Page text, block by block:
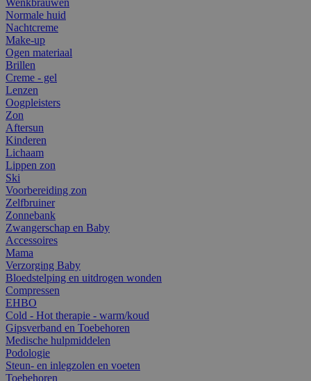
Normale huid
Nachtcreme
Make-up
Ogen materiaal
Brillen
Creme - gel
Lenzen
Oogpleisters
Zon
Aftersun
Kinderen
Lichaam
Lippen zon
Ski
Voorbereiding zon
Zelfbruiner
Zonnebank
Zwangerschap en Baby
Accessoires
Mama
Verzorging Baby
Bloedstelping en uitdrogen wonden
Compressen
EHBO
Cold - Hot therapie - warm/koud
Gipsverband en Toebehoren
Medische hulpmiddelen
Podologie
Steun- en inlegzolen en voeten
Toebehoren